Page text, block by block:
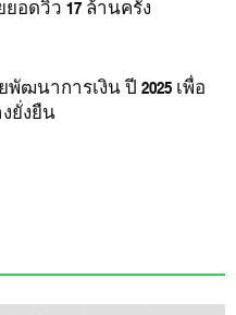
ยยอดวิว 17 ล้านครั้ง
ฒนาการเงิน ปี 2025 เพื่อ
ยั่งยืน